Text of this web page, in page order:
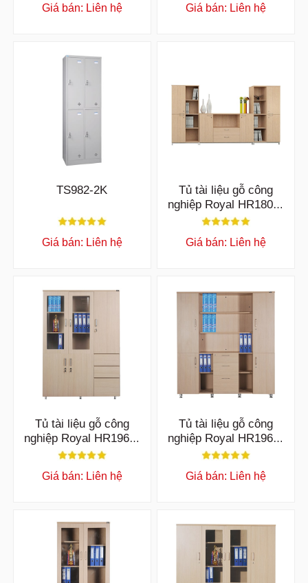
Giá bán: Liên hệ Giá bán: Liên hệ
TS982-2K
Giá bán: Liên hệ
Tủ tài liệu gỗ công
nghiệp Royal HR1800-
2B
Giá bán: Liên hệ
Tủ tài liệu gỗ công
nghiệp Royal HR1960-
3B
Giá bán: Liên hệ
Tủ tài liệu gỗ công
nghiệp Royal HR1960-
3K
Giá bán: Liên hệ